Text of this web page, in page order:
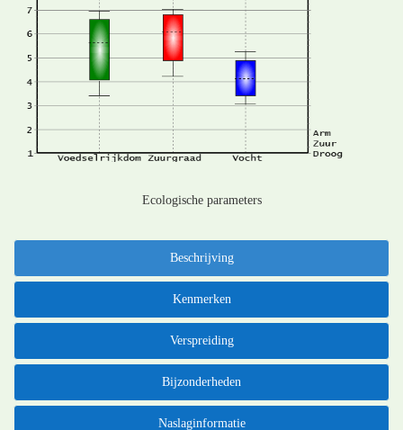
Ecologische parameters
Beschrijving
Kenmerken
Verspreiding
Bijzonderheden
Naslaginformatie